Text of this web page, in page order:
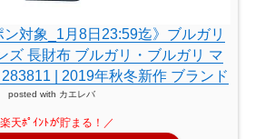
ン対象_1月8日23:59迄》ブルガリ
ズ 長財布 ブルガリ・ブルガリ マ
| 2019年秋冬新作 ブランド
posted with カエレバ